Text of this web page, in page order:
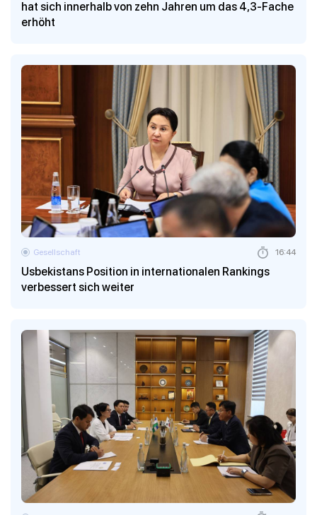
hat sich innerhalb von zehn Jahren um das 4,3-Fache
erhöht
Usbekistans Position in internationalen Rankings
verbessert sich weiter
Gesellschaft 16:44